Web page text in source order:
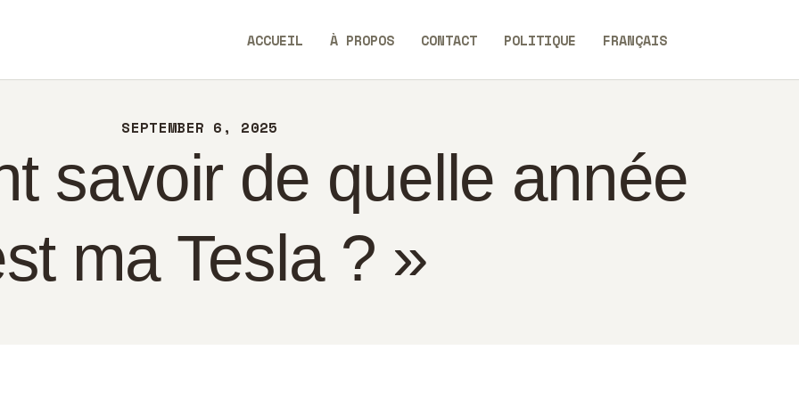
ACCUEIL À PROPOS CONTACT POLITIQUE FRANÇAIS
SEPTEMBER 6, 2025
savoir de quelle année
ma Tesla ? »